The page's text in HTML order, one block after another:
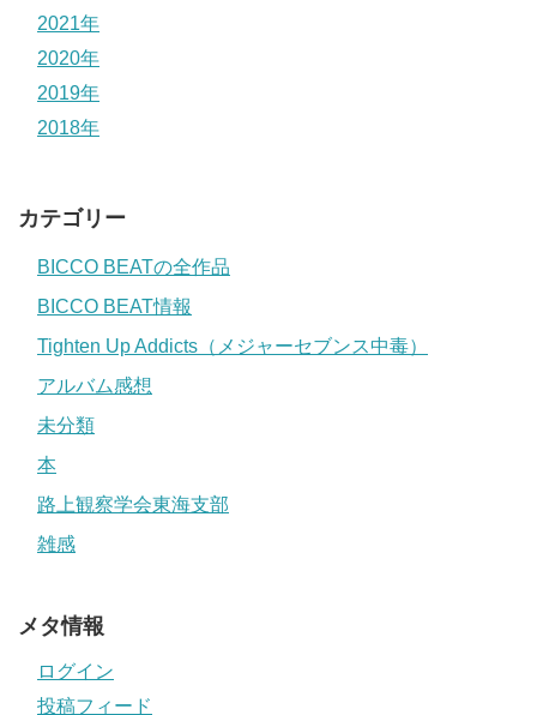
2021年
2020年
2019年
2018年
カテゴリー
BICCO BEATの全作品
BICCO BEAT情報
Tighten Up Addicts（メジャーセブンス中毒）
アルバム感想
未分類
本
路上観察学会東海支部
雑感
メタ情報
ログイン
投稿フィード